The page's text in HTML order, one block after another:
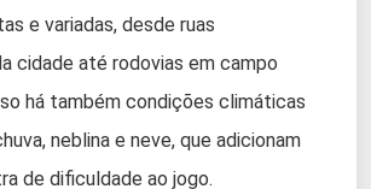
e variadas, desde ruas
cidade até rodovias em campo
há também condições climáticas
neblina e neve, que adicionam
de dificuldade ao jogo.